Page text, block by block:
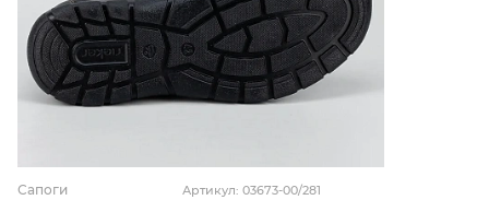
Сапоги Артикул: 03673-00/281